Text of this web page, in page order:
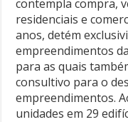
contempla compra,
residenciais e
anos, detém
empreendimentos
para as quais
consultivo para o
empreendimentos.
unidades em 29